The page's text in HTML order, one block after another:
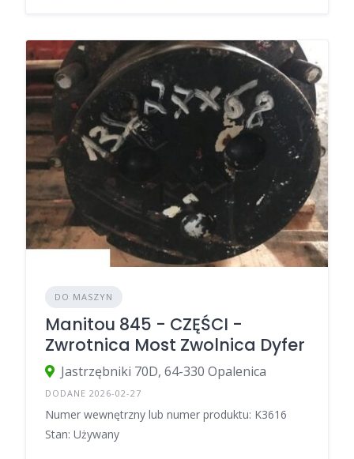
DO MASZYN
Manitou 845 - CZĘŚCI -
Zwrotnica Most Zwolnica Dyfer
Jastrzębniki 70D, 64-330 Opalenica
DODANE 2026-02-27
Numer wewnętrzny lub numer produktu: K3616
Stan: Używany